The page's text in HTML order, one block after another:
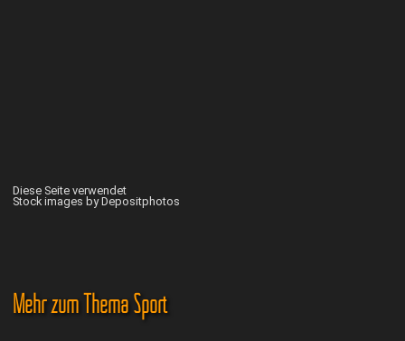
Diese Seite verwendet
Stock images by Depositphotos
Mehr zum Thema Sport